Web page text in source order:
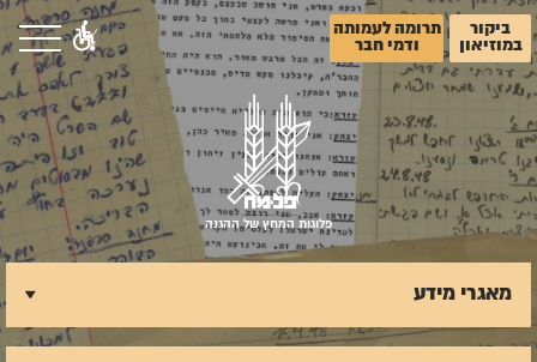
ביקור
במוזיאון
תרומה לעמותה
ודמי חבר
פלוגות המחץ של ההגנה
מאגרי מידע